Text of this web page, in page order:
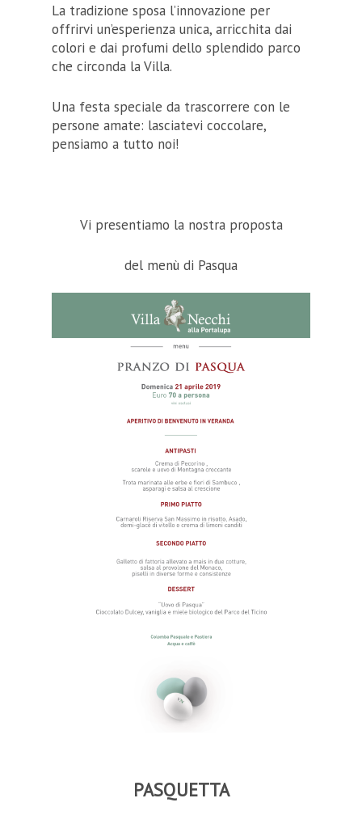
La tradizione sposa l’innovazione per
offrirvi un’esperienza unica, arricchita dai
colori e dai profumi dello splendido parco
che circonda la Villa.
Una festa speciale da trascorrere con le
persone amate: lasciatevi coccolare,
pensiamo a tutto noi!
Vi presentiamo la nostra proposta
del menù di Pasqua
PASQUETTA